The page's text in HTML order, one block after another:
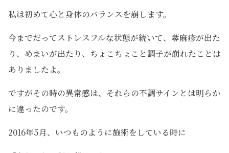
私は初めて心と身体のバランスを崩します。
今までだってストレスフルな状態が続いて、蕁麻疹が出た
り、めまいが出たり、ちょこちょこと調子が崩れたことは
ありましたよ。
ですがその時の異常感は、それらの不調サインとは明らか
に違ったのです。
2016年5月、いつものように施術をしている時に